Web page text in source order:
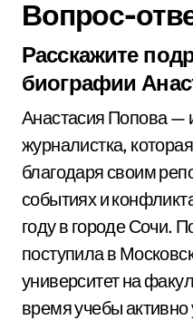
Вопрос-
Расскажите
биографии
Анастасия Попова —
журналистка,
благодаря своим
событиях и
году в городе Сочи.
поступила в
университет на
время учебы активно